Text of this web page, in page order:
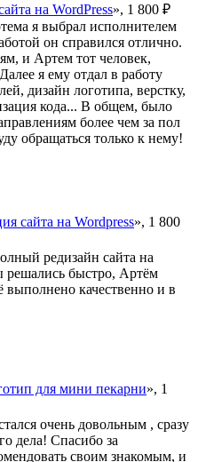
на WordPress», 1 800 ₽
я выбрал исполнителем
он справился отлично.
и Артем тот человек,
я ему отдал в работу
дизайн логотипа, верстку,
кода... В общем, было
более чем за пол
обращаться только к нему!
сайта на Wordpress», 1 800
редизайн сайта на
решались быстро, Артём
выполнено качественно и в
для мини пекарни», 1
очень довольным , сразу
дела! Спасибо за
своим знакомым, и